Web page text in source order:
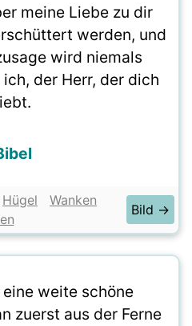
meine Liebe zu dir
werden, und
wird niemals
der Herr, der dich
Hügel
Wanken
Bild →
weite schöne
zuerst aus der Ferne